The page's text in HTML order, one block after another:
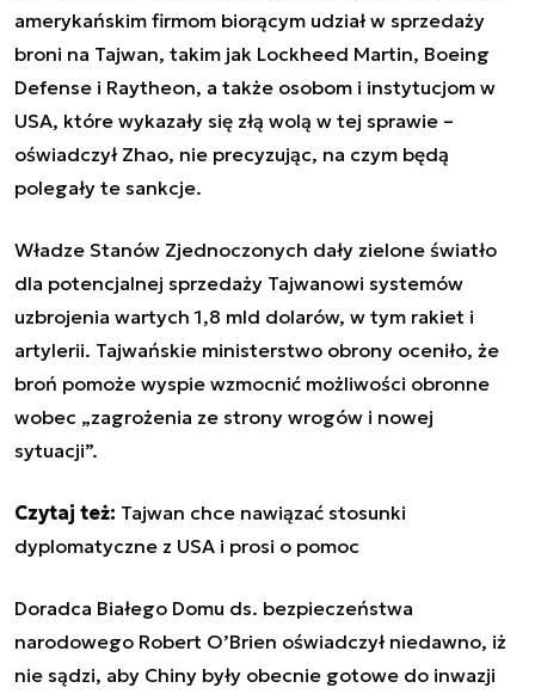
amerykańskim firmom biorącym udział w sprzedaży
broni na Tajwan, takim jak Lockheed Martin, Boeing
Defense i Raytheon, a także osobom i instytucjom w
USA, które wykazały się złą wolą w tej sprawie –
oświadczył Zhao, nie precyzując, na czym będą
polegały te sankcje.
Władze Stanów Zjednoczonych dały zielone światło
dla potencjalnej sprzedaży Tajwanowi systemów
uzbrojenia wartych 1,8 mld dolarów, w tym rakiet i
artylerii. Tajwańskie ministerstwo obrony oceniło, że
broń pomoże wyspie wzmocnić możliwości obronne
wobec „zagrożenia ze strony wrogów i nowej
sytuacji”.
Czytaj też: Tajwan chce nawiązać stosunki
dyplomatyczne z USA i prosi o pomoc
Doradca Białego Domu ds. bezpieczeństwa
narodowego Robert O’Brien oświadczył niedawno, iż
nie sądzi, aby Chiny były obecnie gotowe do inwazji